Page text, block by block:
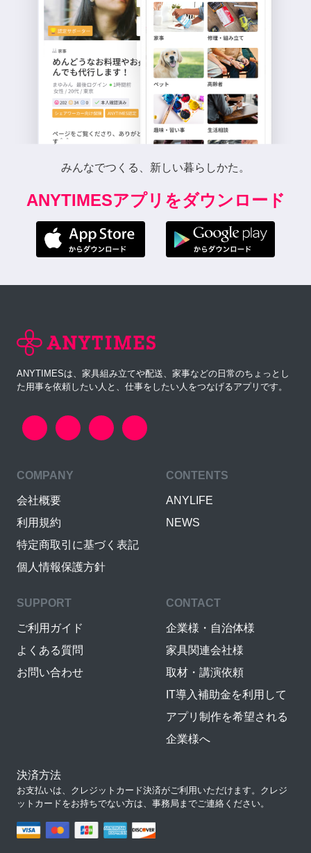
みんなでつくる、新しい暮らしかた。
ANYTIMESアプリをダウンロード
ANYTIMESは、家具組み立てや配送、家事などの日常のちょっとし
た用事を依頼したい人と、仕事をしたい人をつなげるアプリです。
COMPANY
会社概要
利用規約
特定商取引に基づく表記
個人情報保護方針
CONTENTS
ANYLIFE
NEWS
SUPPORT
ご利用ガイド
よくある質問
お問い合わせ
CONTACT
企業様・自治体様
家具関連会社様
取材・講演依頼
IT導入補助金を利用して
アプリ制作を希望される
企業様へ
決済方法
お支払いは、クレジットカード決済がご利用いただけます。クレジ
ットカードをお持ちでない方は、事務局までご連絡ください。